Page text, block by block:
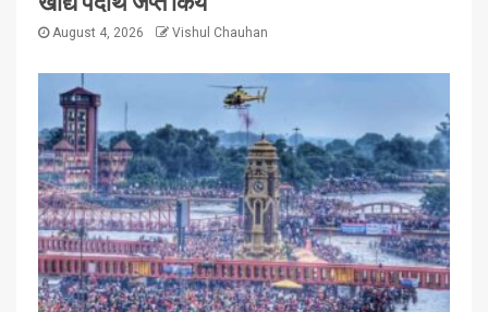
August 4, 2026 Vishul Chauhan